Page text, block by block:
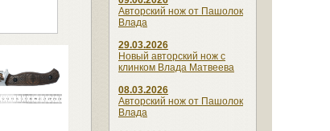
Авторский нож от Пашолок
Влада
29.03.2026
Новый авторский нож с
клинком Влада Матвеева
08.03.2026
Авторский нож от Пашолок
Влада